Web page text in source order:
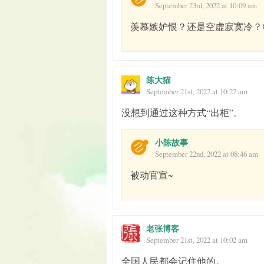
September 23rd, 2022 at 10:09 am
羡慕嫉妒恨？还是空虚寂寞冷
陈大猫
September 21st, 2022 at 10:27 am
没想到通过这种方式“出柜”。
小陈故事
September 22nd, 2022 at 08:46 am
被动官宣~
老张博客
September 21st, 2022 at 10:02 am
全国人民都会记住他的。